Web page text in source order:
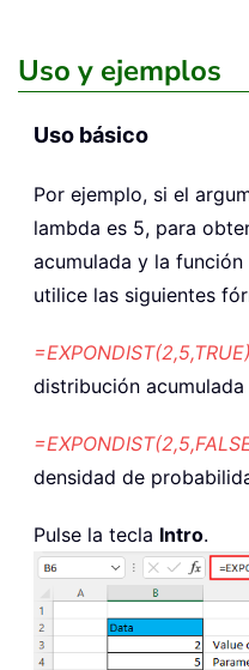
Uso y ejemplos
Uso básico
Por ejemplo, si el
lambda es 5, para
acumulada y la
utilice las siguientes
distribución acumulada
densidad de
Pulse la tecla Intro.